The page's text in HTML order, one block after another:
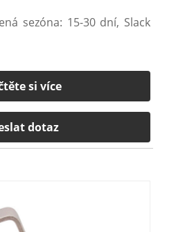
sezóna: 15-30 dní, Slack
si více
dotaz